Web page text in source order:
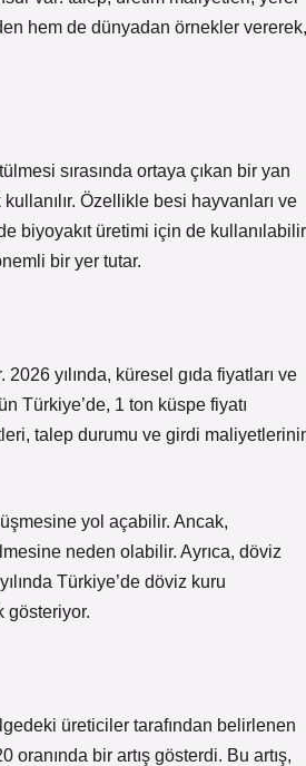
hem de dünyadan örnekler vererek,
sırasında ortaya çıkan bir yan
Özellikle besi hayvanları ve
biyoyakıt üretimi için de
bir yer tutar.
yılında, küresel gıda fiyatları ve
Türkiye’de, 1 ton küspe fiyatı
talep durumu ve girdi
yol açabilir. Ancak,
neden olabilir. Ayrıca, döviz
Türkiye’de döviz kuru
gösteriyor.
üreticiler tarafından belirlenen
bir artış gösterdi. Bu artış,